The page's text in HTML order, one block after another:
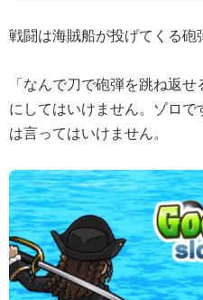
戦闘は海賊船が投げてくる砲
「なんで刀で砲弾を跳ね返
にしてはいけません。ゾロ
は言ってはいけません。